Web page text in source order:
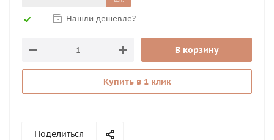
Нашли дешевле?
В корзину
Купить в 1 клик
Поделиться